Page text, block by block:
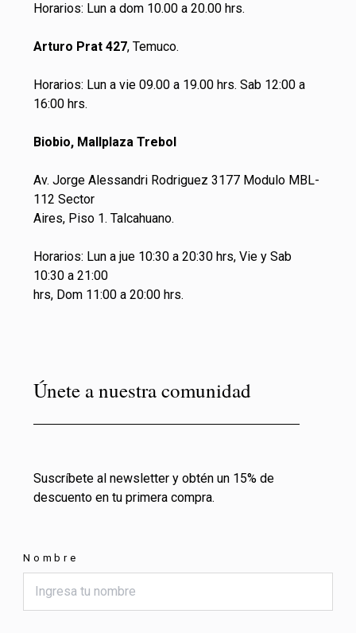
Horarios: Lun a dom 10.00 a 20.00 hrs.
Arturo Prat 427, Temuco.
Horarios: Lun a vie 09.00 a 19.00 hrs. Sab 12:00 a
16:00 hrs.
Biobio, Mallplaza Trebol
Av. Jorge Alessandri Rodriguez 3177 Modulo MBL-
112 Sector
Aires, Piso 1. Talcahuano.
Horarios: Lun a jue 10:30 a 20:30 hrs, Vie y Sab
10:30 a 21:00
hrs, Dom 11:00 a 20:00 hrs.
Únete a nuestra comunidad
Suscríbete al newsletter y obtén un 15% de
descuento en tu primera compra.
Nombre